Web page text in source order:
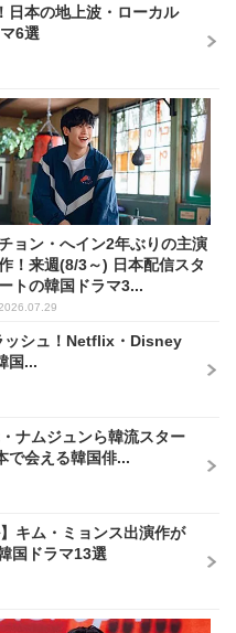
日本の地上波・ローカル
6選
ョン・へイン2年ぶりの主演
！来週(8/3～) 日本配信スタ
ートの韓国ドラマ3...
ッシュ！Netflix・Disney
国...
ナムジュンら韓流スター
で会える韓国俳...
キム・ミョンス出演作が
国ドラマ13選